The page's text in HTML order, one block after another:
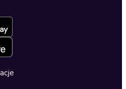
nielegalnych treści